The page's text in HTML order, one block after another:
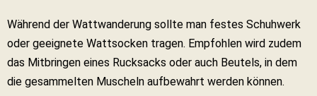
Während der Wattwanderung sollte man festes Schuhwerk
oder geeignete Wattsocken tragen. Empfohlen wird zudem
das Mitbringen eines Rucksacks oder auch Beutels, in dem
die gesammelten Muscheln aufbewahrt werden können.